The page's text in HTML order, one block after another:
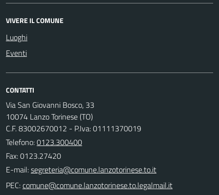
VIVERE IL COMUNE
Luoghi
Eventi
CONTATTI
Via San Giovanni Bosco, 33
10074 Lanzo Torinese (TO)
C.F. 83002670012 - P.Iva: 01111370019
Telefono:0123.300400
Fax: 0123.27420
E-mail:
PEC: